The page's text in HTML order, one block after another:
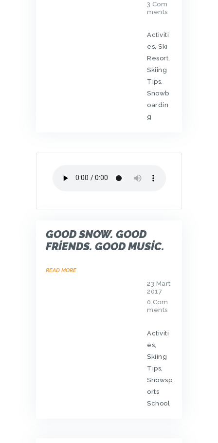
3 Com
ments
Activiti
es, Ski
Resort,
Skiing
Tips,
Snowb
oardin
g
GOOD SNOW. GOOD
FRIENDS. GOOD MUSIC.
READ MORE
23 Mart
2017
0 Com
ments
Activiti
es
Skiing
Tips
Snowsp
orts
School